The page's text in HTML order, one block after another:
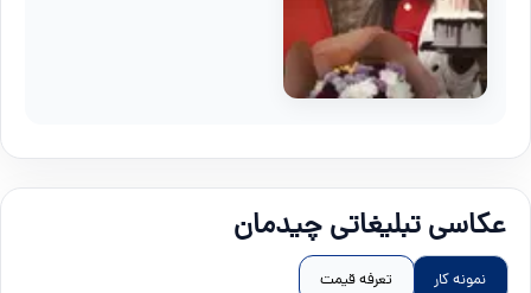
عکاسی تبلیغاتی چیدمان
نمونه کار تعرفه قیمت